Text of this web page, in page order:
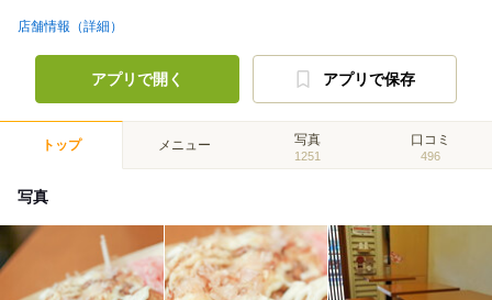
店舗情報（詳細）
アプリで開く アプリで保存
トップ メニュー 写真
1251
口コミ
496
写真